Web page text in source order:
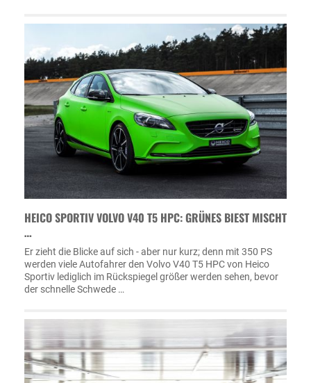
HEICO SPORTIV VOLVO V40 T5 HPC: GRÜNES BIEST MISCHT
…
Er zieht die Blicke auf sich - aber nur kurz; denn mit 350 PS
werden viele Autofahrer den Volvo V40 T5 HPC von Heico
Sportiv lediglich im Rückspiegel größer werden sehen, bevor
der schnelle Schwede …